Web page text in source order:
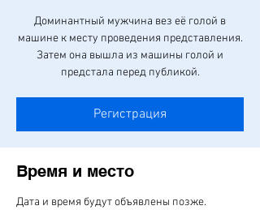
Доминантный мужчина вез её голой в
машине к месту проведения представления.
Затем она вышла из машины голой и
предстала перед публикой.
Регистрация
Время и место
Дата и время будут объявлены позже.